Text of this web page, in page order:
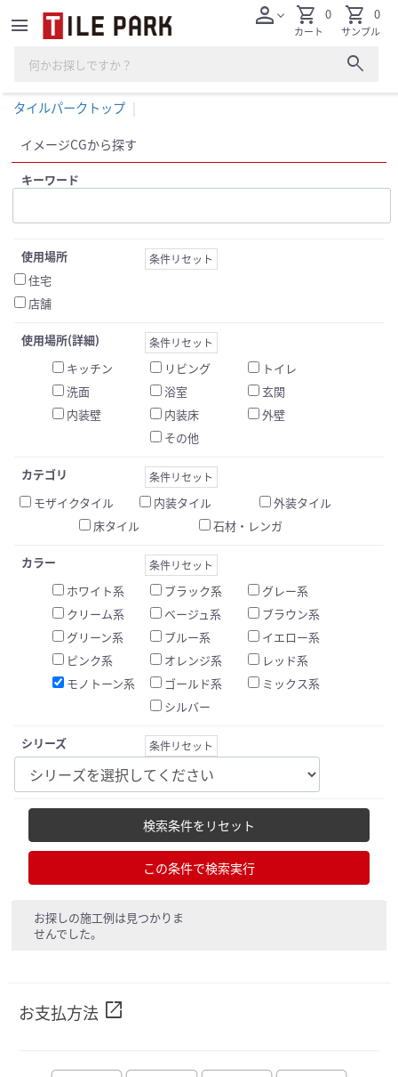
menu
search
personexpand_more shopping_cart
カート
0 shopping_cart
サンプル
0
タイルパークトップ
イメージCGから探す
キーワード
使用場所 条件リセット
住宅
店舗
使用場所(詳細) 条件リセット
キッチン リビング
トイレ
洗面
浴室
玄関
内装壁
内装床
外壁
その他
カテゴリ 条件リセット
モザイクタイル 内装タイル
外装タイル
床タイル
石材・レンガ
カラー 条件リセット
ホワイト系 ブラック系
グレー系
クリーム系
ベージュ系
ブラウン系
グリーン系
ブルー系
イエロー系
ピンク系
オレンジ系
レッド系
モノトーン系
ゴールド系
ミックス系
シルバー
シリーズ 条件リセット
検索条件をリセット
この条件で検索実行
お探しの施工例は見つかりま
せんでした。
お支払方法 open_in_new